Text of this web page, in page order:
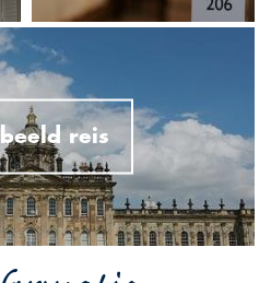
reis